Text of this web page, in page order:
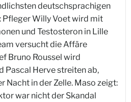
deutschsprachigen
Pfleger Willy Voet wird mit
und Testosteron in Lille
versucht die Affäre
Bruno Roussel wird
Pascal Herve streiten ab,
Nacht in der Zelle. Maso zeigt:
war nicht der Skandal